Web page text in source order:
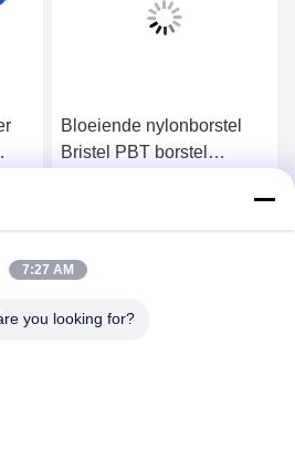
Bloeiende nylonborstel
Bristel PBT borstel
7:27 AM
you looking for?